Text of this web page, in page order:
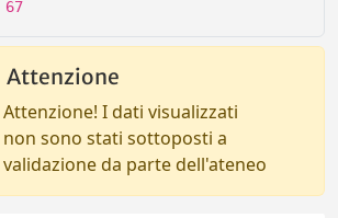
67
Attenzione
Attenzione! I dati visualizzati
non sono stati sottoposti a
validazione da parte dell'ateneo